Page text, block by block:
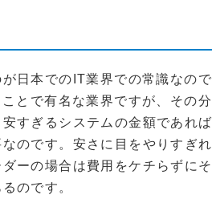
日本でのIT業界での常識なので
とで有名な業界ですが、その分
すぎるシステムの金額であれば
のです。安さに目をやりすぎれ
ーの場合は費用をケチらずにそ
のです。